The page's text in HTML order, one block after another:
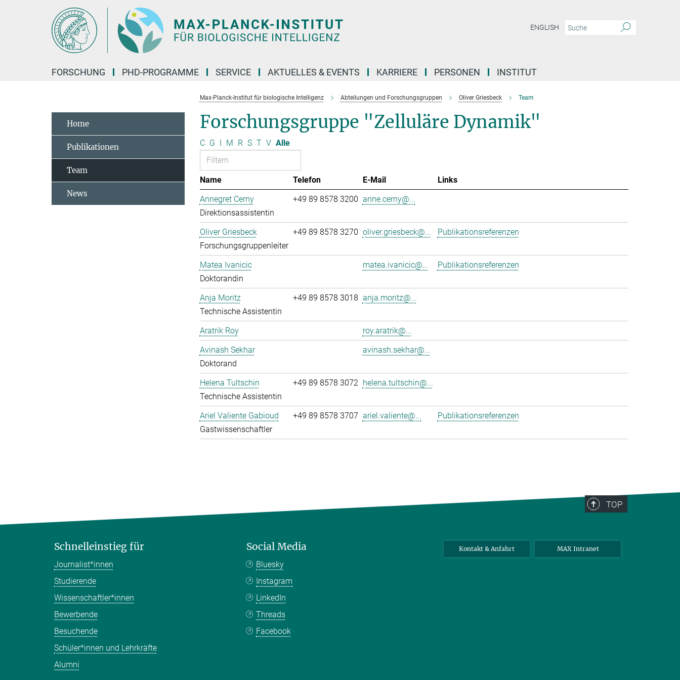
ENGLISH
FORSCHUNG PHD-PROGRAMME SERVICE AKTUELLES & EVENTS KARRIERE PERSONEN INSTITUT
Max-Planck-Institut für biologische Intelligenz Abteilungen und Forschungsgruppen Oliver Griesbeck Team
Forschungsgruppe "Zelluläre Dynamik"
C G I M R S T V Alle
Name Telefon E-Mail
Links
Annegret Cerny
Direktionsassistentin
+49 89 8578 3200 anne.cerny@...
Oliver Griesbeck
Forschungsgruppenleiter
+49 89 8578 3270 oliver.griesbeck@... Publikationsreferenzen
Matea Ivanicic
Doktorandin
matea.ivanicic@... Publikationsreferenzen
Anja Moritz
Technische Assistentin
+49 89 8578 3018 anja.moritz@...
Aratrik Roy
roy.aratrik@...
Avinash Sekhar
Doktorand
avinash.sekhar@...
Helena Tultschin
Technische Assistentin
+49 89 8578 3072 helena.tultschin@...
Ariel Valiente Gabioud
Gastwissenschaftler
+49 89 8578 3707 ariel.valiente@... Publikationsreferenzen
Home
Publikationen
Team
News
TOP
Schnelleinstieg für
Journalist*innen
Studierende
Wissenschaftler*innen
Bewerbende
Besuchende
Schüler*innen und Lehrkräfte
Alumni
Social Media
Bluesky
Instagram
LinkedIn
Threads
Facebook
Kontakt & Anfahrt MAX Intranet